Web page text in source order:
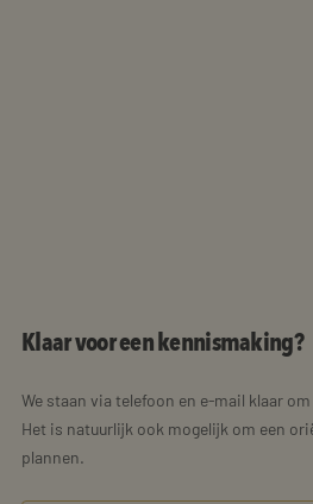
Klaar voor een kennismaking?
We staan via telefoon en e-mail klaar
Het is natuurlijk ook mogelijk om een
plannen.